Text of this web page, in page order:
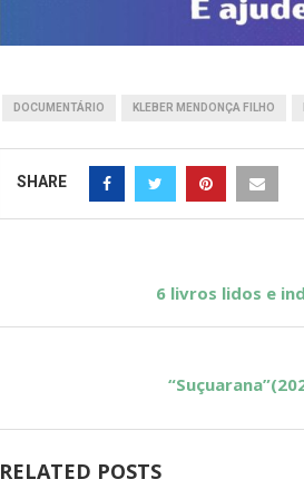
DOCUMENTÁRIO KLEBER MENDONÇA FILHO
SHARE
6 livros lidos e
RELATED POSTS